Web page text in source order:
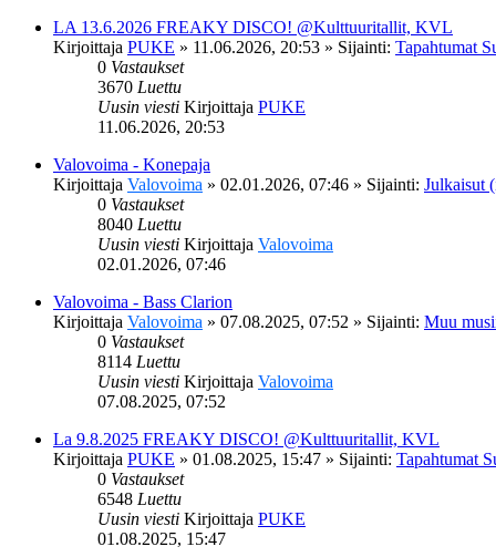
LA 13.6.2026 FREAKY DISCO! @Kulttuuritallit, KVL
Kirjoittaja PUKE » 11.06.2026, 20:53 » Sijainti: Tapahtumat
0 Vastaukset
3670 Luettu
Uusin viesti Kirjoittaja PUKE
11.06.2026, 20:53
Valovoima - Konepaja
Kirjoittaja Valovoima » 02.01.2026, 07:46 » Sijainti: Julkaisut
0 Vastaukset
8040 Luettu
Uusin viesti Kirjoittaja Valovoima
02.01.2026, 07:46
Valovoima - Bass Clarion
Kirjoittaja Valovoima » 07.08.2025, 07:52 » Sijainti: Muu
0 Vastaukset
8114 Luettu
Uusin viesti Kirjoittaja Valovoima
07.08.2025, 07:52
La 9.8.2025 FREAKY DISCO! @Kulttuuritallit, KVL
Kirjoittaja PUKE » 01.08.2025, 15:47 » Sijainti: Tapahtumat
0 Vastaukset
6548 Luettu
Uusin viesti Kirjoittaja PUKE
01.08.2025, 15:47